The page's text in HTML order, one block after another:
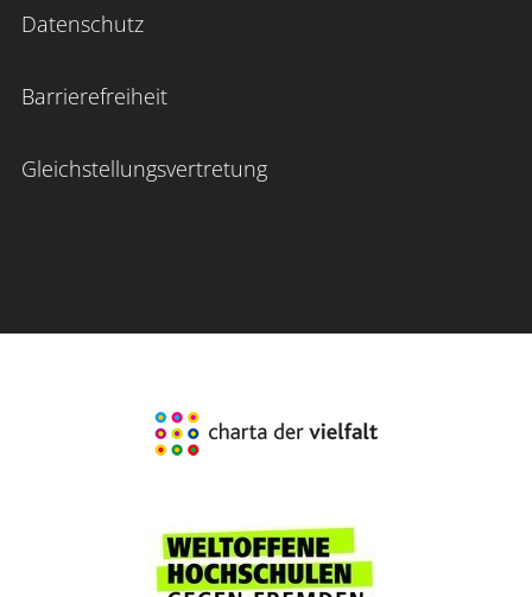
Datenschutz
Barrierefreiheit
Gleichstellungsvertretung